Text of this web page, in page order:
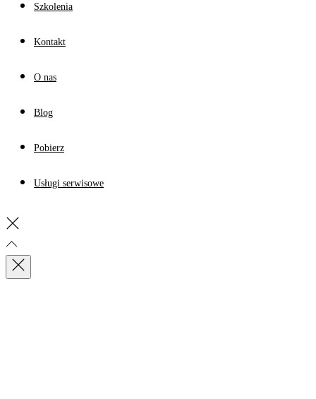
Szkolenia
Kontakt
O nas
Blog
Pobierz
Usługi serwisowe